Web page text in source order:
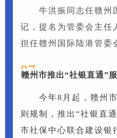
牛洪振同志任赣州
记，提名为管委会主任
担任赣州国际陆港管委
07
赣州市推出“社银直通”
今年8月起，赣州
则规制，推出“社银直
市社保中心联合建设银